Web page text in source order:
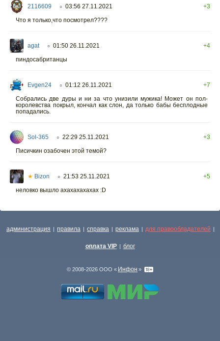
2116609 ○ 03:56 27.11.2021
+3
Что я только,что посмотрел????
agat ○ 01:50 26.11.2021
+4
пиндосабританцы
Evgen24 ○ 01:12 26.11.2021
+7
Собрались две дуры и ни за что унизили мужика! Может он пол-
королевства покрыл, кончал как слон, да только бабы бесплодные
попадались.
Sol-365 ○ 22:29 25.11.2021
+3
Писичкин озабочен этой темой?
★ Bizon ○ 21:53 25.11.2021
+5
неловко вышло ахахахахахах :D
администрация | правила | справка | реклама | для правообладателей |
оплата VIP | блог
© 2008-2026 ООО « Инфон »